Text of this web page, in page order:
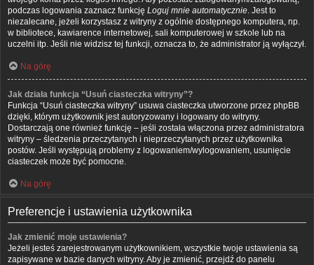
podczas logowania zaznacz funkcję Loguj mnie automatycznie. Jest to
niezalecane, jeżeli korzystasz z witryny z ogólnie dostępnego komputera, np.
w bibliotece, kawiarence internetowej, sali komputerowej w szkole lub na
uczelni itp. Jeśli nie widzisz tej funkcji, oznacza to, że administrator ją wyłączył.
Na górę
Jak działa funkcja “Usuń ciasteczka witryny”?
Funkcja “Usuń ciasteczka witryny” usuwa ciasteczka utworzone przez phpBB
dzięki, którym użytkownik jest autoryzowany i logowany do witryny.
Dostarczają one również funkcję – jeśli została włączona przez administratora
witryny – śledzenia przeczytanych i nieprzeczytanych przez użytkownika
postów. Jeśli występują problemy z logowaniem/wylogowaniem, usunięcie
ciasteczek może być pomocne.
Na górę
Preferencje i ustawienia użytkownika
Jak zmienić moje ustawienia?
Jeżeli jesteś zarejestrowanym użytkownikiem, wszystkie twoje ustawienia są
zapisywane w bazie danych witryny. Aby je zmienić, przejdź do panelu